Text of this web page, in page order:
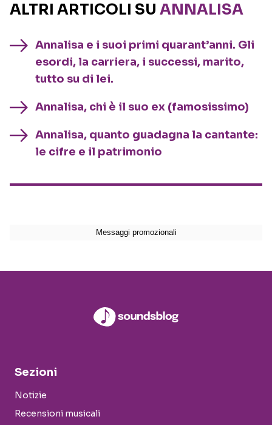
ALTRI ARTICOLI SU ANNALISA
Annalisa e i suoi primi quarant’anni. Gli
esordi, la carriera, i successi, marito,
tutto su di lei.
Annalisa, chi è il suo ex (famosissimo)
Annalisa, quanto guadagna la cantante:
le cifre e il patrimonio
Sezioni
Notizie
Recensioni musicali